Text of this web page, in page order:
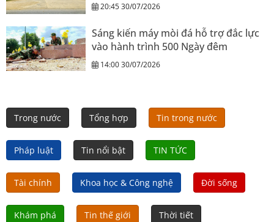
20:45 30/07/2026
Sáng kiến máy mòi đá hỗ trợ đắc lực
vào hành trình 500 Ngày đêm
14:00 30/07/2026
Trong nước Tổng hợp Tin trong nước
Pháp luật Tin nổi bật TIN TỨC
Tài chính Khoa học & Công nghệ Đời sống
Khám phá Tin thế giới Thời tiết